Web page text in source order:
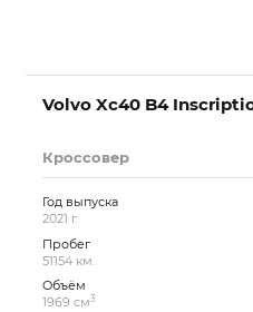
Volvo Xc40 B4
Кроссовер
Год выпуска
2021 г.
Пробег
51154 км.
Объём
1969 см3